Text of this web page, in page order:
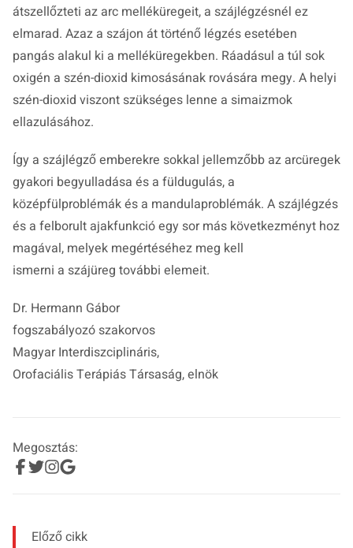
átszellőzteti az arc melléküregeit, a szájlégzésnél ez
elmarad. Azaz a szájon át történő légzés esetében
pangás alakul ki a melléküregekben. Ráadásul a túl sok
oxigén a szén-dioxid kimosásának rovására megy. A helyi
szén-dioxid viszont szükséges lenne a simaizmok
ellazulásához.
Így a szájlégző emberekre sokkal jellemzőbb az arcüregek
gyakori begyulladása és a füldugulás, a
középfülproblémák és a mandulaproblémák. A szájlégzés
és a felborult ajakfunkció egy sor más következményt hoz
magával, melyek megértéséhez meg kell
ismerni a szájüreg további elemeit.
Dr. Hermann Gábor
fogszabályozó szakorvos
Magyar Interdiszciplináris,
Orofaciális Terápiás Társaság, elnök
Megosztás:
Előző cikk